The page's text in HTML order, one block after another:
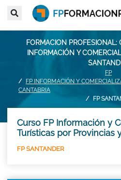
FORMACION PROFESIONAL:
INFORMACIÓN Y
FP
FP INFORMACIÓN Y
CANTABRIA
FP
Curso FP Información y
Turísticas por Provincias
FP SANTANDER